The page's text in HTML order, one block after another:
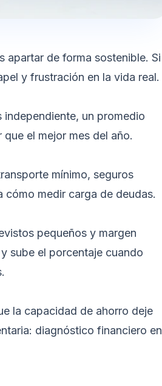
apartar de forma sostenible. Si
y frustración en la vida real.
independiente, un promedio
el mejor mes del año.
mínimo, seguros
cómo medir carga de deudas.
pequeños y margen
sube el porcentaje cuando
.
la capacidad de ahorro deje
diagnóstico financiero en